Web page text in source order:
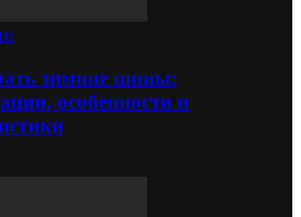
зимние шины:
особенности и